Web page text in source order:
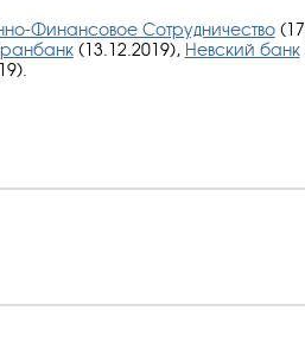
Финансовое Сотрудничество
(13.12.2019), Невский банк